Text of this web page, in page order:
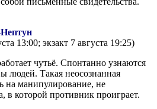
13:00; экзакт 7 августа 19:25)
чутьё. Спонтанно узнаются
людей. Такая неосознанная
на манипулирование, не
в которой противник проиграет.